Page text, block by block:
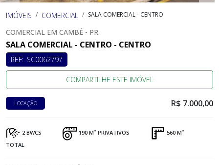
IMÓVEIS COMERCIAL SALA COMERCIAL - CENTRO
COMERCIAL EM CAMBÉ - PR
SALA COMERCIAL - CENTRO - CENTRO
REF:. SC0062797
COMPARTILHE ESTE IMÓVEL
LOCAÇÃO R$ 7.000,00
2 BWCS 190 M² PRIVATIVOS
560 M²
TOTAL